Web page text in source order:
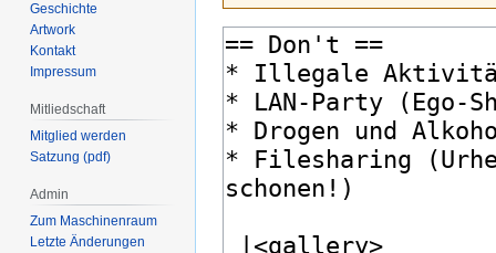
Geschichte
Artwork
Kontakt
Impressum
Mitliedschaft
Mitglied werden
Satzung (pdf)
Admin
Zum Maschinenraum
Letzte Änderungen